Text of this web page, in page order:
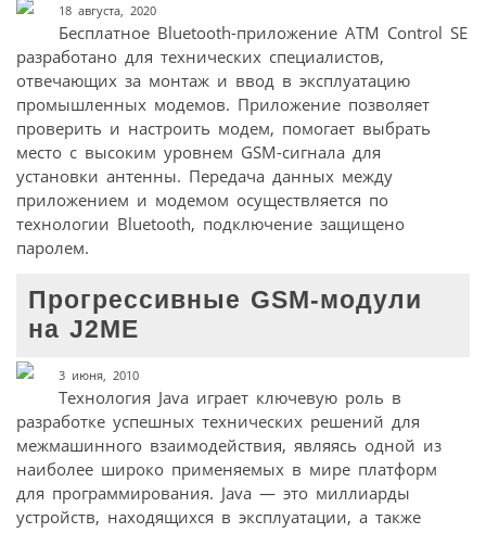
18 августа, 2020
Бесплатное Bluetooth-приложение ATM Control SE
разработано для технических специалистов,
отвечающих за монтаж и ввод в эксплуатацию
промышленных модемов. Приложение позволяет
проверить и настроить модем, помогает выбрать
место с высоким уровнем GSM-сигнала для
установки антенны. Передача данных между
приложением и модемом осуществляется по
технологии Bluetooth, подключение защищено
паролем.
Прогрессивные GSM-модули
на J2ME
3 июня, 2010
Технология Java играет ключевую роль в
разработке успешных технических решений для
межмашинного взаимодействия, являясь одной из
наиболее широко применяемых в мире платформ
для программирования. Java — это миллиарды
устройств, находящихся в эксплуатации, а также